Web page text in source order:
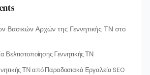
Βασικών Αρχών της Γεννητικής ΤΝ στο
Βελτιστοποίησης Γεννητικής ΤΝ
ΤΝ από Παραδοσιακά Εργαλεία SEO